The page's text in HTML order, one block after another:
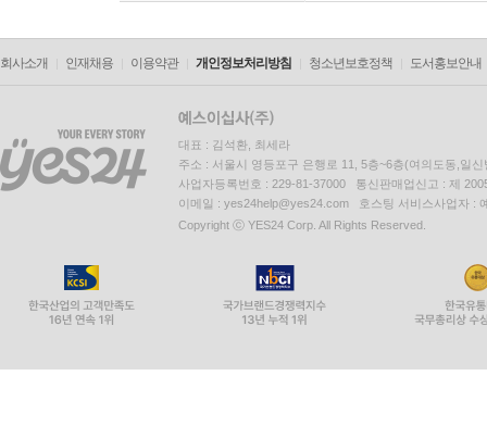
회사소개 인재채용 이용약관 개인정보처리방침 청소년보호정책 도서홍보안내
대표 : 김석환, 최세라
주소 : 서울시 영등포구 은행로 11, 5층~6층(여의도동,일신
사업자등록번호 : 229-81-37000 통신판매업신고 : 제
이메일 : yes24help@yes24.com 호스팅 서비스사업자 :
Copyright ⓒ YES24 Corp. All Rights Reserved.